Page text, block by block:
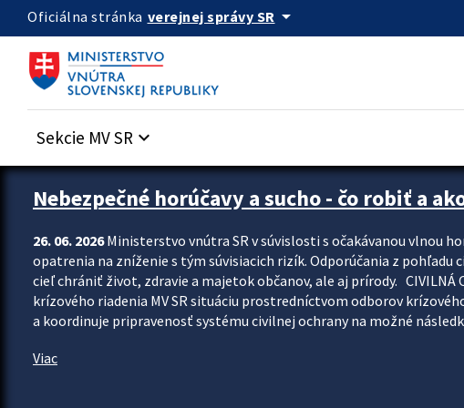
Preskocit na hlavný obsah
Oficiálna stránka verejnej správy SR arrow_drop_down
Sekcie MV SR keyboard_arrow_down
Zastavit automatický posun upútavok
Nebezpečné horúčavy a sucho - čo robiť a
26. 06. 2026Ministerstvo vnútra SR v súvislosti s očakávanou vlnou
opatrenia na zníženie s tým súvisiacich rizík. Odporúčania z pohľadu
cieľ chrániť život, zdravie a majetok občanov, ale aj prírody. CIVILNÁ
krízového riadenia MV SR situáciu prostredníctvom odborov
a koordinuje pripravenosť systému civilnej ochrany na možné
Viac